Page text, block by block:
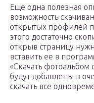
Еще одна полезная
возможность
открытых профилей
этого достаточно
открыв страницу
вставить ее в
«Скачать фотоальбом
будут добавлены в
скачать все